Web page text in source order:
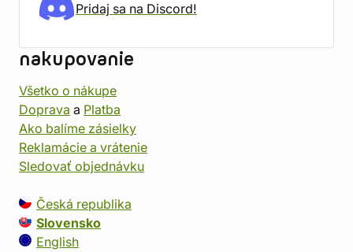
Pridaj sa na Discord!
nakupovanie
Všetko o nákupe
Doprava a Platba
Ako balíme zásielky
Reklamácie a vrátenie
Sledovať objednávku
Česká republika
Slovensko
English